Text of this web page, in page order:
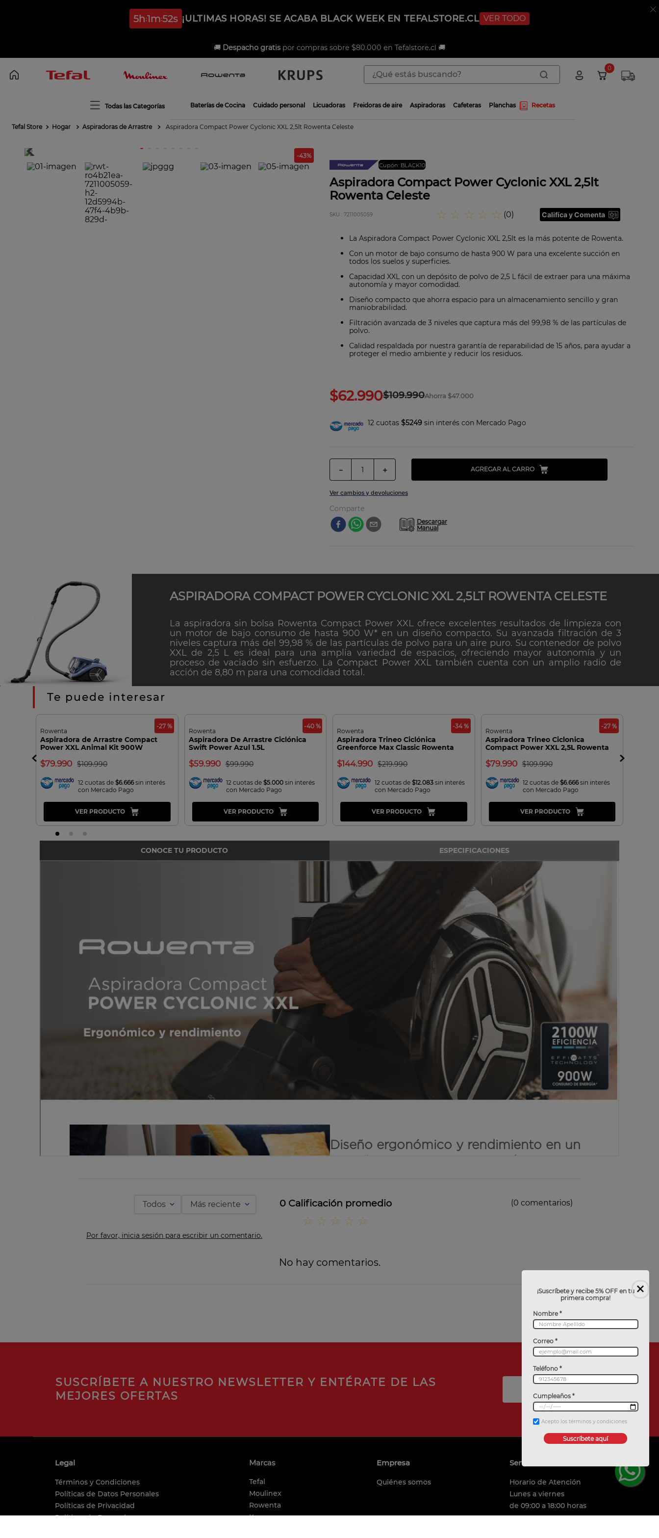
5h 1m50s ¡ULTIMAS HORAS! SE ACABA BLACK WEEK EN TEFALSTORE.CL VER TODO
🚚 Despacho gratis por compras sobre $80.000 en Tefalstore.cl 🚚
¿Qué estás buscando? 0
Baterías de Cocina Cuidado personal Licuadoras Freidoras de aire Aspiradoras Cafeteras Planchas Recetas
Hogar Aspiradoras de Arrastre Aspiradora Compact Power Cyclonic XXL 2,5lt Rowenta Celeste
-43%
Cupón: BLACK10
Aspiradora Compact Power Cyclonic XXL 2,5lt
Rowenta Celeste
7211005059 ☆ ☆ ☆ ☆ ☆ (0) Califíca y Comenta
La Aspiradora Compact Power Cyclonic XXL 2,5lt es la más potente de Rowenta.
Con un motor de bajo consumo de hasta 900 W para una excelente succión en
todos los suelos y superficies.
Capacidad XXL con un depósito de polvo de 2,5 L fácil de extraer para una máxima
autonomía y mayor comodidad.
Diseño compacto que ahorra espacio para un almacenamiento sencillo y gran
maniobrabilidad.
Filtración avanzada de 3 niveles que captura más del 99,98 % de las partículas de
polvo.
Calidad respaldada por nuestra garantía de reparabilidad de 15 años, para ayudar a
proteger el medio ambiente y reducir los residuos.
$109.990
$62.990 Ahorra $47.000
12 cuotas $5249 sin interés con Mercado Pago
＋
－ AGREGAR AL CARRO
Ver cambios y devoluciones
Comparte
ASPIRADORA COMPACT POWER CYCLONIC XXL 2,5LT ROWENTA CELESTE
La aspiradora sin bolsa Rowenta Compact Power XXL ofrece excelentes resultados de limpieza con
un motor de bajo consumo de hasta 900 W* en un diseño compacto. Su avanzada filtración de 3
niveles captura más del 99,98 % de las partículas de polvo para un aire puro. Su contenedor de polvo
XXL de 2,5 L es ideal para una amplia variedad de espacios, ofreciendo mayor autonomía y un
proceso de vaciado sin esfuerzo. La Compact Power XXL también cuenta con un amplio radio de
acción de 8,80 m para una comodidad total.
Te puede interesar
-27 %
Rowenta
Aspiradora de Arrastre Compact
Power XXL Animal Kit 900W
79.990 109.990
12 cuotas de $6.666sin interés
con Mercado Pago
VER PRODUCTO
-40 %
Rowenta
Aspiradora De Arrastre Ciclónica
Swift Power Azul 1.5L
59.990 99.990
12 cuotas de$5.000 sin interés
con Mercado Pago
VER PRODUCTO
-34 %
Rowenta
Aspiradora Trineo Ciclónica
Greenforce Max Classic Rowenta
144.990 219.990
12 cuotas de $12.083sin interés
con Mercado Pago
VER PRODUCTO
-27 %
Rowenta
Aspiradora Trineo Ciclonica
Compact Power XXL 2,5L Rowenta
79.990 109.990
12 cuotas de$6.666sin interés
con Mercado Pago
VER PRODUCTO
CONOCE TU PRODUCTO ESPECIFICACIONES
☆ ☆ ☆ ☆ ☆
0 Calificación promedio (0 comentarios)
Por favor, inicia sesión para escribir un comentario.
Más reciente
Todos
No hay comentarios.
SUSCRÍBETE A NUESTRO NEWSLETTER Y ENTÉRATE DE LAS
MEJORES OFERTAS
Legal
Términos y Condiciones
Políticas de Datos Personales
Políticas de Privacidad
Políticas de Despacho
Marcas
Tefal
Moulinex
Rowenta
Krups
Empresa
Quiénes somos
Servicio al cliente
Horario de Atención
Lunes a viernes
de 09:00 a 18:00 horas
¡Suscríbete y recibe 5% OFF en tu
primera compra!
Nombre *
Correo *
Teléfono *
Cumpleaños *
Acepto los términos y condiciones
Suscríbete aquí
1.
aspiradoras
2.
sarten
sartenes